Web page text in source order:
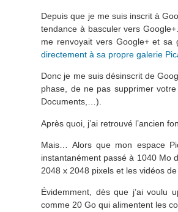
Depuis que je me suis inscrit à
tendance à basculer vers
me renvoyait vers Google+ et sa
directement à sa propre galerie
Donc je me suis désinscrit de
phase, de ne pas supprimer
Documents,…).
Après quoi, j’ai retrouvé l’ancien
Mais… Alors que mon espace
instantanément passé à 1040 Mo
2048 x 2048 pixels et les vidéos
Évidemment, dès que j’ai voulu
comme 20 Go qui alimentent les